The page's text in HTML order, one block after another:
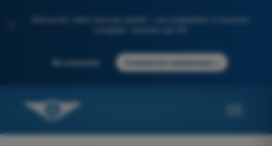
Découvrez notre nouveau portail : une préparation à l'examen
Se connecter Commencer maintenant